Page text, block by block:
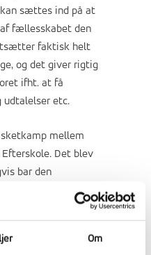
Om
sættes ind på at
fællesskabet den
faktisk helt
og det giver rigtig
ifht. at få
udtalelser etc.
mellem
Efterskole. Det blev
bar den
frugt og vi fik
ministeren var